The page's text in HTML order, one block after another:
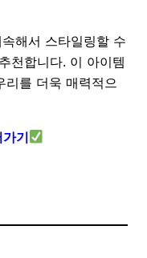
해서 스타일링할 수
천합니다. 이 아이템
리를 더욱 매력적으
기